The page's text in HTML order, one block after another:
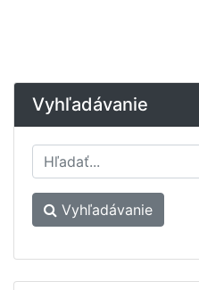
Vyhľadávanie
Vyhľadávanie